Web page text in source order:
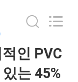
인 PVC
는 45%